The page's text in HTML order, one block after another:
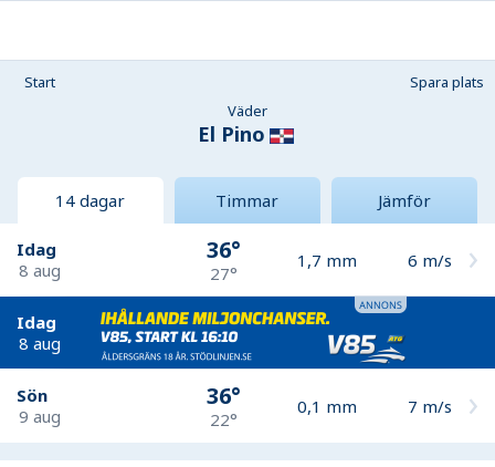
Start
Spara plats
Väder
El Pino
14 dagar Timmar Jämför
Idag
8 aug
36°
27°
1,7 mm 6 m/s
Idag
8 aug
Sön
9 aug
36°
22°
0,1 mm 7 m/s